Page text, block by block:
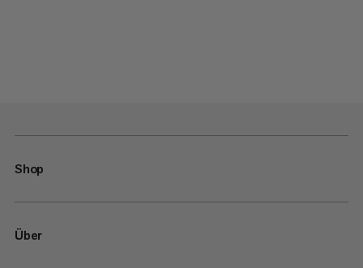
Shop
Über